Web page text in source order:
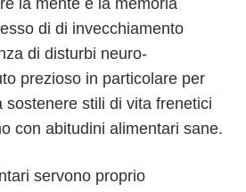
la mente e la memoria
di di invecchiamento
di disturbi neuro-
prezioso in particolare per
sostenere stili di vita frenetici
con abitudini alimentari sane.
servono proprio